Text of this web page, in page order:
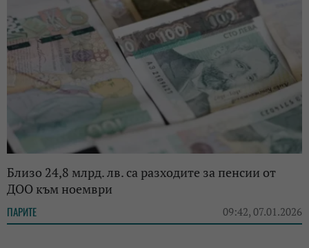
Близо 24,8 млрд. лв. са разходите за пенсии от
ДОО към ноември
ПАРИТЕ 09:42, 07.01.2026